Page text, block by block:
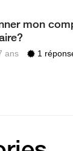
mon
ans 1